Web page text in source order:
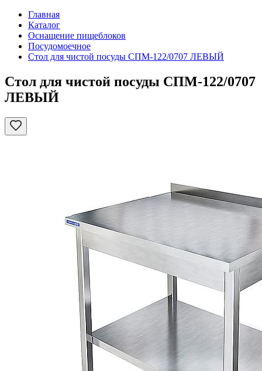
Главная
Каталог
Оснащение пищеблоков
Посудомоечное
Стол для чистой посуды СПМ-122/0707 ЛЕВЫЙ
Стол для чистой посуды СПМ-122/0707
ЛЕВЫЙ